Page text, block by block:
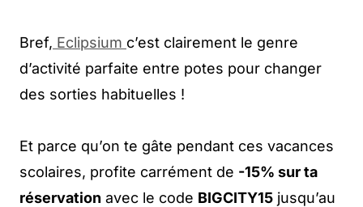
Bref, Eclipsium c’est clairement le genre
d’activité parfaite entre potes pour changer
des sorties habituelles !
Et parce qu’on te gâte pendant ces vacances
scolaires, profite carrément de -15% sur ta
réservation avec le code BIGCITY15 jusqu’au